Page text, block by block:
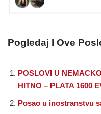
Pogledaj I Ove
POSLOVI U
HITNO – PLATA 1600
Posao u inostranstvu